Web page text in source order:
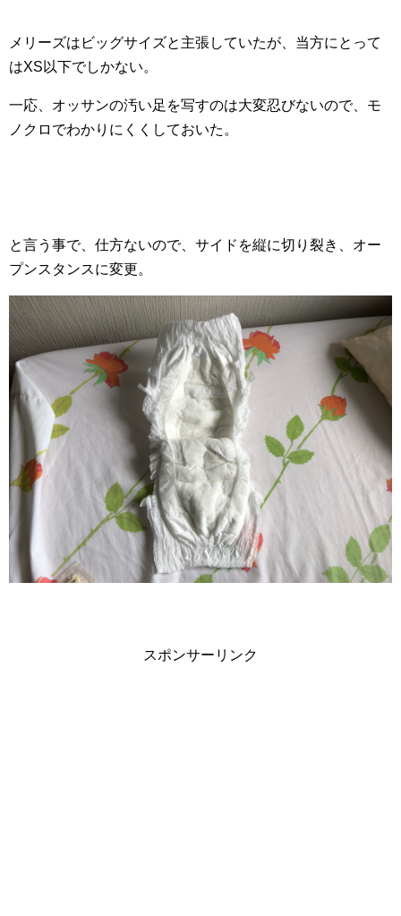
メリーズはビッグサイズと主張していたが、当方にとって
はXS以下でしかない。
一応、オッサンの汚い足を写すのは大変忍びないので、モ
ノクロでわかりにくくしておいた。
と言う事で、仕方ないので、サイドを縦に切り裂き、オー
プンスタンスに変更。
スポンサーリンク